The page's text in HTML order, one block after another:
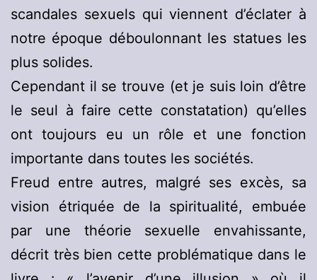
scandales sexuels qui viennent d’éclater à
notre époque déboulonnant les statues les
plus solides.
Cependant il se trouve (et je suis loin d’être
le seul à faire cette constatation) qu’elles
ont toujours eu un rôle et une fonction
importante dans toutes les sociétés.
Freud entre autres, malgré ses excès, sa
vision étriquée de la spiritualité, embuée
par une théorie sexuelle envahissante,
décrit très bien cette problématique dans le